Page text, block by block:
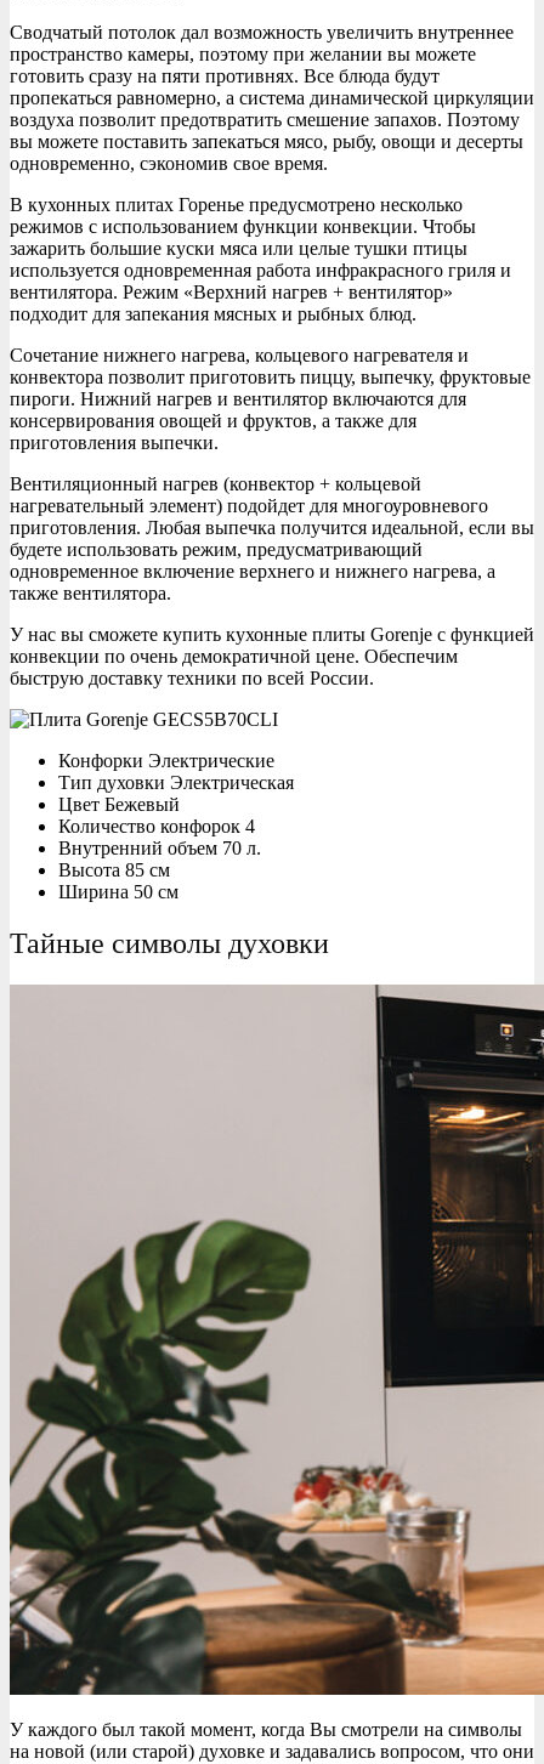
Сводчатый потолок дал возможность увеличить внутреннее
пространство камеры, поэтому при желании вы можете
готовить сразу на пяти противнях. Все блюда будут
пропекаться равномерно, а система динамической циркуляции
воздуха позволит предотвратить смешение запахов. Поэтому
вы можете поставить запекаться мясо, рыбу, овощи и десерты
одновременно, сэкономив свое время.
В кухонных плитах Горенье предусмотрено несколько
режимов с использованием функции конвекции. Чтобы
зажарить большие куски мяса или целые тушки птицы
используется одновременная работа инфракрасного гриля и
вентилятора. Режим «Верхний нагрев + вентилятор»
подходит для запекания мясных и рыбных блюд.
Сочетание нижнего нагрева, кольцевого нагревателя и
конвектора позволит приготовить пиццу, выпечку, фруктовые
пироги. Нижний нагрев и вентилятор включаются для
консервирования овощей и фруктов, а также для
приготовления выпечки.
Вентиляционный нагрев (конвектор + кольцевой
нагревательный элемент) подойдет для многоуровневого
приготовления. Любая выпечка получится идеальной, если вы
будете использовать режим, предусматривающий
одновременное включение верхнего и нижнего нагрева, а
также вентилятора.
У нас вы сможете купить кухонные плиты Gorenje с функцией
конвекции по очень демократичной цене. Обеспечим
быструю доставку техники по всей России.
Конфорки Электрические
Тип духовки Электрическая
Цвет Бежевый
Количество конфорок 4
Внутренний объем 70 л.
Высота 85 см
Ширина 50 см
Тайные символы духовки
У каждого был такой момент, когда Вы смотрели на символы
на новой (или старой) духовке и задавались вопросом, что они